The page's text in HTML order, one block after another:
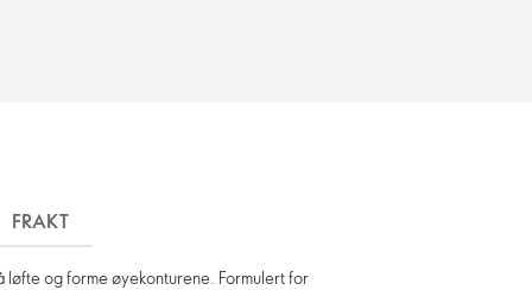
FRAKT
og forme øyekonturene. Formulert for